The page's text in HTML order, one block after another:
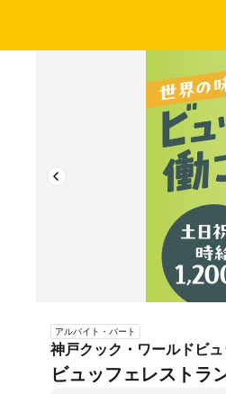
アルバイト・パート
神戸クック・ワールドビ
ビュッフェレストラ